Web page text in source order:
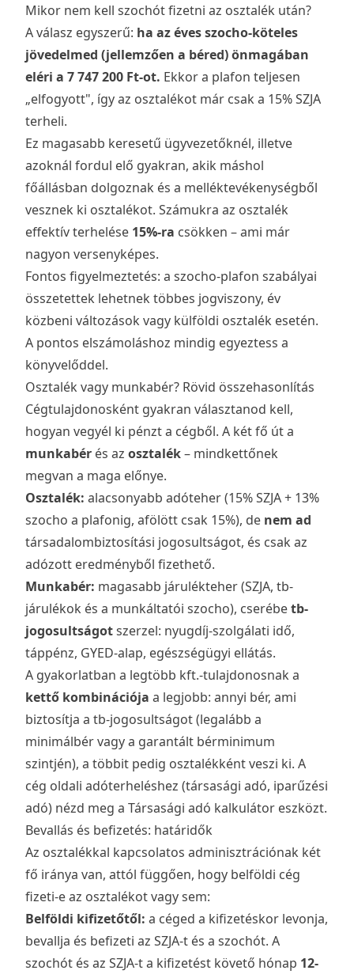
Mikor nem kell szochót fizetni az osztalék után?
A válasz egyszerű: ha az éves szocho-köteles
jövedelmed (jellemzően a béred) önmagában
eléri a 7 747 200 Ft-ot. Ekkor a plafon teljesen
„elfogyott", így az osztalékot már csak a 15% SZJA
terheli.
Ez magasabb keresetű ügyvezetőknél, illetve
azoknál fordul elő gyakran, akik máshol
főállásban dolgoznak és a melléktevékenységből
vesznek ki osztalékot. Számukra az osztalék
effektív terhelése 15%-ra csökken – ami már
nagyon versenyképes.
Fontos figyelmeztetés: a szocho-plafon szabályai
összetettek lehetnek többes jogviszony, év
közbeni változások vagy külföldi osztalék esetén.
A pontos elszámoláshoz mindig egyeztess a
könyvelőddel.
Osztalék vagy munkabér? Rövid összehasonlítás
Cégtulajdonosként gyakran választanod kell,
hogyan vegyél ki pénzt a cégből. A két fő út a
munkabér és az osztalék– mindkettőnek
megvan a maga előnye.
Osztalék: alacsonyabb adóteher (15% SZJA + 13%
szocho a plafonig, afölött csak 15%), de nem ad
társadalombiztosítási jogosultságot, és csak az
adózott eredményből fizethető.
Munkabér: magasabb járulékteher (SZJA, tb-
járulékok és a munkáltatói szocho), cserébetb-
jogosultságotszerzel: nyugdíj-szolgálati idő,
táppénz, GYED-alap, egészségügyi ellátás.
A gyakorlatban a legtöbb kft.-tulajdonosnak a
kettő kombinációja a legjobb: annyi bér, ami
biztosítja a tb-jogosultságot (legalább a
minimálbér vagy a garantált bérminimum
szintjén), a többit pedig osztalékként veszi ki. A
cég oldali adóterheléshez (társasági adó, iparűzési
adó) nézd meg a Társasági adó kalkulátor eszközt.
Bevallás és befizetés: határidők
Az osztalékkal kapcsolatos adminisztrációnak két
fő iránya van, attól függően, hogy belföldi cég
fizeti-e az osztalékot vagy sem:
Belföldi kifizetőtől: a céged a kifizetéskor levonja,
bevallja és befizeti az SZJA-t és a szochót. A
szochót és az SZJA-t a kifizetést követő hónap 12-